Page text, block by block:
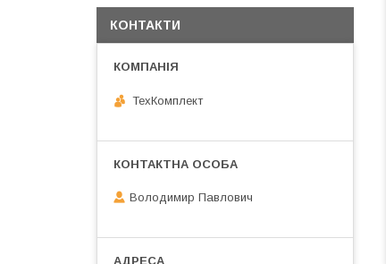
КОНТАКТИ
ТехКомплект
Володимир Павлович